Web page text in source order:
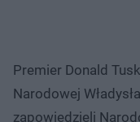
Premier Donald
Narodowej
zapowiedzieli